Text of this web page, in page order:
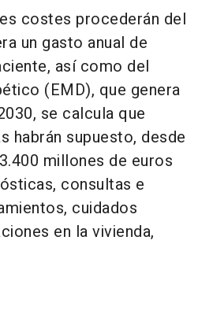
costes procederán del
un gasto anual de
así como del
(EMD), que genera
se calcula que
habrán supuesto, desde
millones de euros
consultas e
cuidados
en la vivienda,